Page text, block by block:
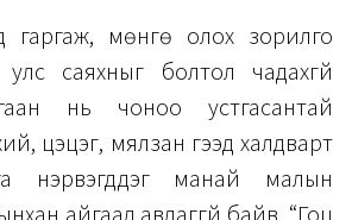
гаргаж, мөнгө олох зорилго
саяхныг болтол чадахгүй
нь чоноо устгасантай
цэцэг, мялзан гээд халдварт
нэрвэгддэг манай малын